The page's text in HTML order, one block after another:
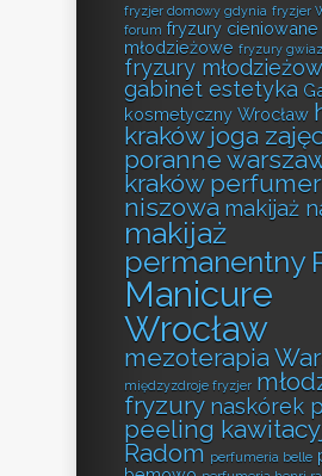
fryzjer domowy gdynia fryzjer
forum fryzury cieniowane
młodzieżowe fryzury
fryzury
gabinet estetyka
kosmetyczny Wrocław
kraków joga
poranne
kraków
niszowa makijaż
makijaż
permanentny
Manicure
Wrocław
mezoterapia
międzyzdroje fryzjer
fryzury naskórek
peeling
Radom perfumeria belle